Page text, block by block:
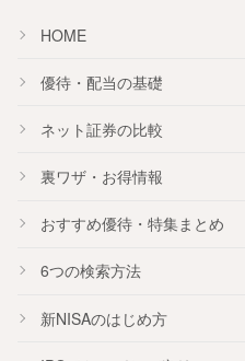
HOME
優待・配当の基礎
ネット証券の比較
裏ワザ・お得情報
おすすめ優待・ 特集まとめ
6つの検索方法
新NISAのはじめ方